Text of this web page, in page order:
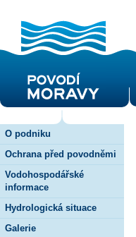
O podniku
Ochrana před povodněmi
Vodohospodářské
informace
Hydrologická situace
Galerie